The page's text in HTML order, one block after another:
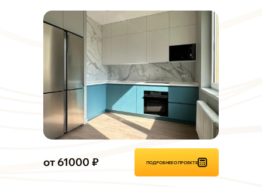
от 61000 ₽ ПОДРОБНЕЕ О ПРОЕКТЕ